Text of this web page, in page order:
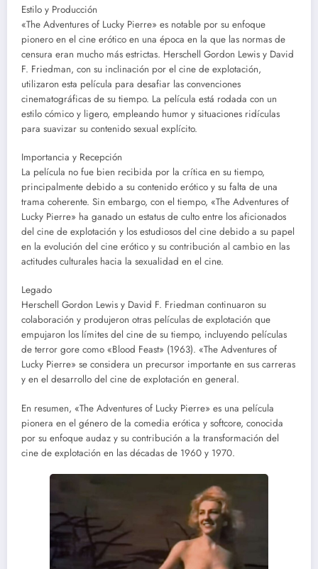
Estilo y Producción
«The Adventures of Lucky Pierre» es notable por su enfoque
pionero en el cine erótico en una época en la que las normas de
censura eran mucho más estrictas. Herschell Gordon Lewis y David
F. Friedman, con su inclinación por el cine de explotación,
utilizaron esta película para desafiar las convenciones
cinematográficas de su tiempo. La película está rodada con un
estilo cómico y ligero, empleando humor y situaciones ridículas
para suavizar su contenido sexual explícito.
Importancia y Recepción
La película no fue bien recibida por la crítica en su tiempo,
principalmente debido a su contenido erótico y su falta de una
trama coherente. Sin embargo, con el tiempo, «The Adventures of
Lucky Pierre» ha ganado un estatus de culto entre los aficionados
del cine de explotación y los estudiosos del cine debido a su papel
en la evolución del cine erótico y su contribución al cambio en las
actitudes culturales hacia la sexualidad en el cine.
Legado
Herschell Gordon Lewis y David F. Friedman continuaron su
colaboración y produjeron otras películas de explotación que
empujaron los límites del cine de su tiempo, incluyendo películas
de terror gore como «Blood Feast» (1963). «The Adventures of
Lucky Pierre» se considera un precursor importante en sus carreras
y en el desarrollo del cine de explotación en general.
En resumen, «The Adventures of Lucky Pierre» es una película
pionera en el género de la comedia erótica y softcore, conocida
por su enfoque audaz y su contribución a la transformación del
cine de explotación en las décadas de 1960 y 1970.